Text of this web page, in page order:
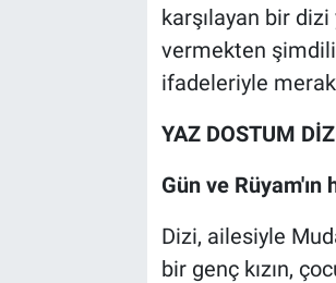
karşılayan bir
vermekten
ifadeleriyle merak
YAZ DOSTUM
Gün ve Rüyam'ın
Dizi, ailesiyle
bir genç kızın,